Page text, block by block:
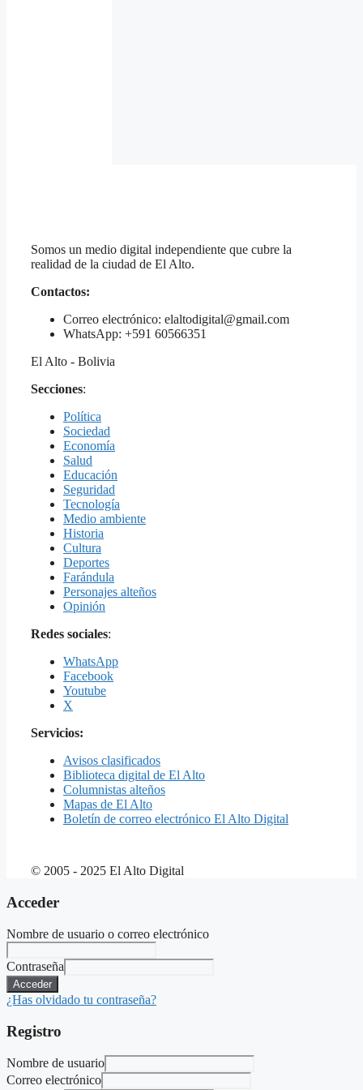
Somos un medio digital independiente que cubre la
realidad de la ciudad de El Alto.
Contactos:
Correo electrónico: elaltodigital@gmail.com
WhatsApp: +591 60566351
El Alto - Bolivia
Secciones:
Política
Sociedad
Economía
Salud
Educación
Seguridad
Tecnología
Medio ambiente
Historia
Cultura
Deportes
Farándula
Personajes alteños
Opinión
Redes sociales:
WhatsApp
Facebook
Youtube
X
Servicios:
Avisos clasificados
Biblioteca digital de El Alto
Columnistas alteños
Mapas de El Alto
Boletín de correo electrónico El Alto Digital
© 2005 - 2025 El Alto Digital
Acceder
Nombre de usuario o correo electrónico
Contraseña
Acceder
¿Has olvidado tu contraseña?
Registro
Nombre de usuario
Correo electrónico